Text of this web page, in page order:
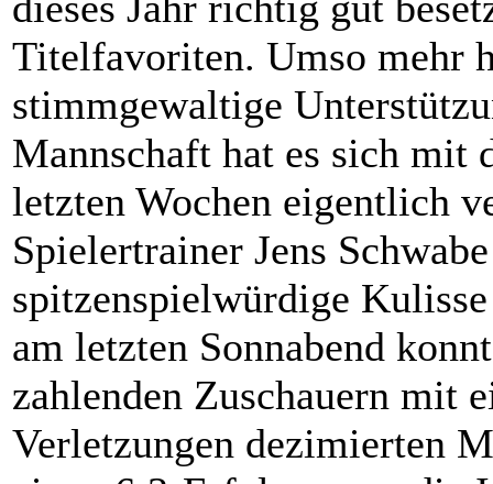
Titelfavoriten. Umso mehr
stimmgewaltige
Mannschaft hat es sich mit
letzten Wochen eigentlich
Spielertrainer Jens
spitzenspielwürdige
am letzten Sonnabend
zahlenden Zuschauern mit
Verletzungen dezimierten